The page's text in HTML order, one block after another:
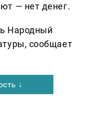
— нет денег.
Народный
сообщает
↓